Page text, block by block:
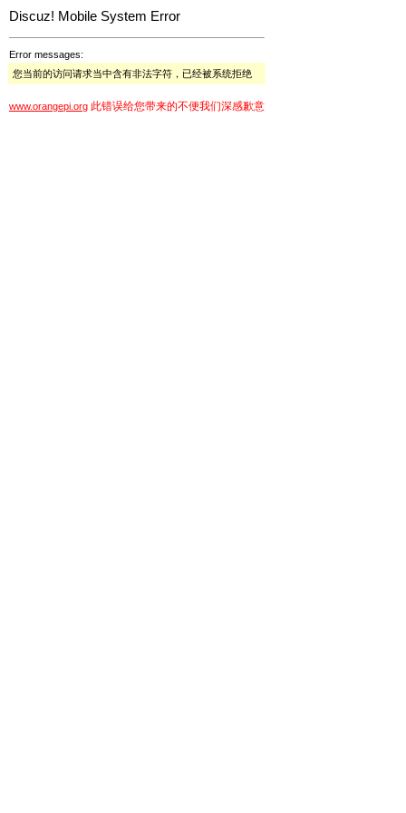
Discuz! Mobile System Error
Error messages:
您当前的访问请求当中含有非法字符，已经被系统拒绝
www.orangepi.org 此错误给您带来的不便我们深感歉意